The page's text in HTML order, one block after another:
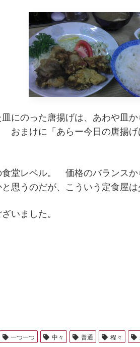
にのった唐揚げは、あわや皿
おまけに「あらー今日の唐揚
堂レベル。 価格のバランス
思うのだが、こういう定食屋は
いました。
一つ一つ 中々 普通 程々